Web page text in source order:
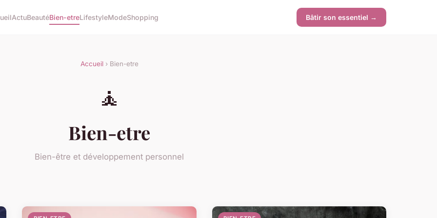
ActuBeautéBien-etreLifestyleModeShopping Bâtir son essentiel →
Accueil› Bien-etre
🧘
Bien-etre
Bien-être et développement personnel